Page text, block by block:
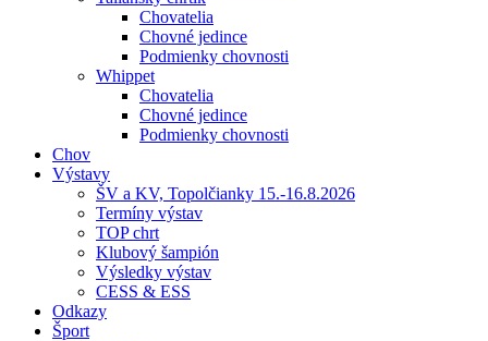
Chovatelia
Chovné jedince
Podmienky chovnosti
Whippet
Chovatelia
Chovné jedince
Podmienky chovnosti
Chov
Výstavy
ŠV a KV, Topolčianky 15.-16.8.2026
Termíny výstav
TOP chrt
Klubový šampión
Výsledky výstav
CESS & ESS
Odkazy
Šport